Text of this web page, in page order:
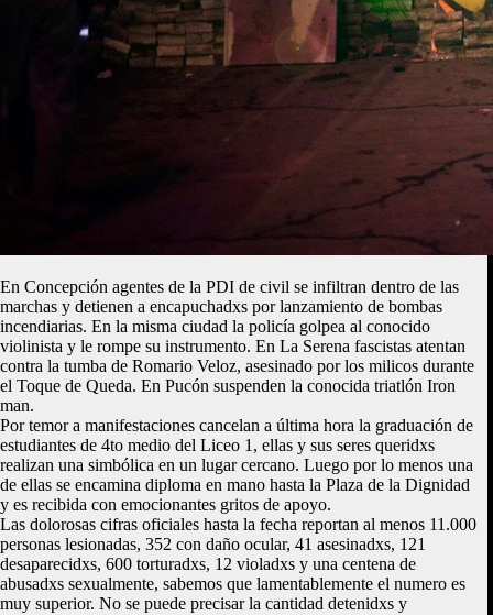
En Concepción agentes de la PDI de civil se infiltran dentro de las
marchas y detienen a encapuchadxs por lanzamiento de bombas
incendiarias. En la misma ciudad la policía golpea al conocido
violinista y le rompe su instrumento. En La Serena fascistas atentan
contra la tumba de Romario Veloz, asesinado por los milicos durante
el Toque de Queda. En Pucón suspenden la conocida triatlón Iron
man.
Por temor a manifestaciones cancelan a última hora la graduación de
estudiantes de 4to medio del Liceo 1, ellas y sus seres queridxs
realizan una simbólica en un lugar cercano. Luego por lo menos una
de ellas se encamina diploma en mano hasta la Plaza de la Dignidad
y es recibida con emocionantes gritos de apoyo.
Las dolorosas cifras oficiales hasta la fecha reportan al menos 11.000
personas lesionadas, 352 con daño ocular, 41 asesinadxs, 121
desaparecidxs, 600 torturadxs, 12 violadxs y una centena de
abusadxs sexualmente, sabemos que lamentablemente el numero es
muy superior. No se puede precisar la cantidad detenidxs y